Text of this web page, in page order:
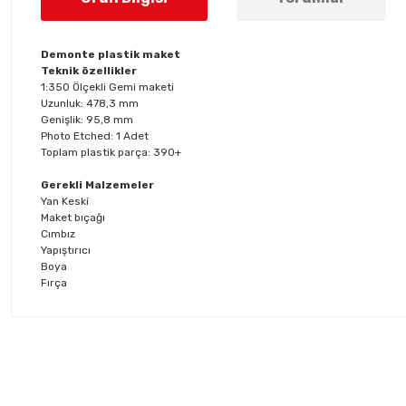
Demonte plastik maket
Teknik özellikler
1:350 Ölçekli Gemi maketi
Uzunluk: 478,3 mm
Genişlik: 95,8 mm
Photo Etched: 1 Adet
Toplam plastik parça: 390+
Gerekli Malzemeler
Yan Keski
Maket bıçağı
Cımbız
Yapıştırıcı
Boya
Fırça